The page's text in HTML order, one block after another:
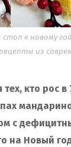
к новому
рецепты из
тех, кто рос
с
на Новый